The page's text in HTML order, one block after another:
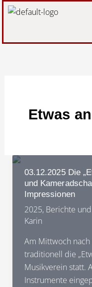
Zum
Etwas
03.12.2025 Die
und
Impressionen
2025, Berichte
Karin
Am Mittwoch
traditionell die
Musikverein statt.
Instrumente